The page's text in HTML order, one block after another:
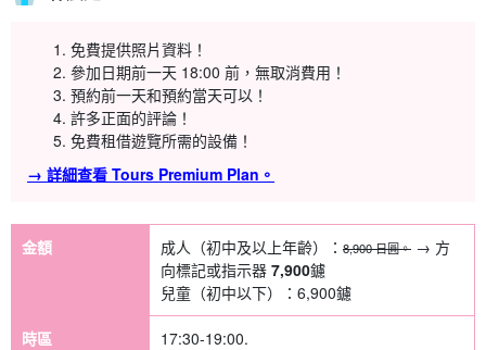
免費提供照片資料！
參加日期前一天 18:00 前，無取消費用！
預約前一天和預約當天可以！
許多正面的評論！
免費租借遊覽所需的設備！
→ 詳細查看 Tours Premium Plan。
金額 成人（初中及以上年齡）： 8,900 日圓。 → 方
向標記或指示器 7,900鑢
兒童（初中以下）： 6,900鑢
時區 17:30-19:00.